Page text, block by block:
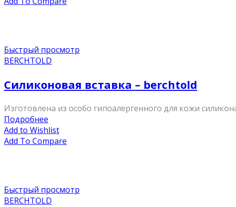
Быстрый просмотр
BERCHTOLD
Силиконовая вставка – berchtold
Изготовлена из особо гипоалергенного для кожи
Подробнее
Add to Wishlist
Add To Compare
Быстрый просмотр
BERCHTOLD